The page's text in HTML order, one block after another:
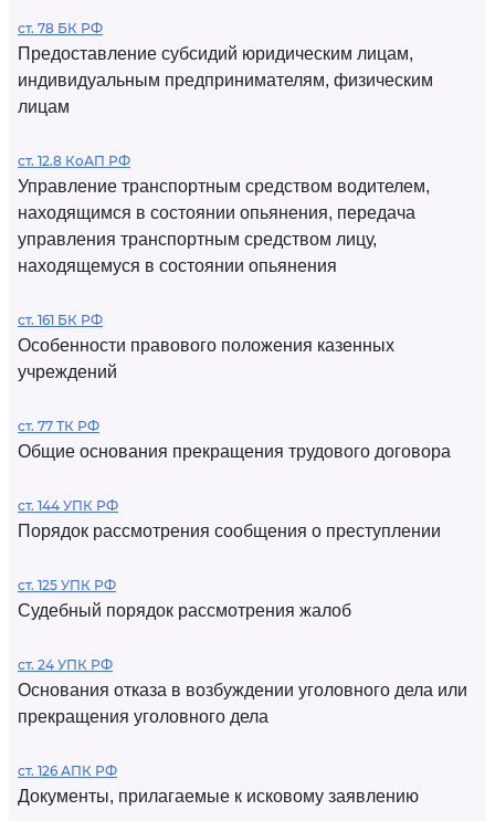
ст. 78 БК РФ
Предоставление субсидий юридическим лицам,
индивидуальным предпринимателям, физическим
лицам
ст. 12.8 КоАП РФ
Управление транспортным средством водителем,
находящимся в состоянии опьянения, передача
управления транспортным средством лицу,
находящемуся в состоянии опьянения
ст. 161 БК РФ
Особенности правового положения казенных
учреждений
ст. 77 ТК РФ
Общие основания прекращения трудового договора
ст. 144 УПК РФ
Порядок рассмотрения сообщения о преступлении
ст. 125 УПК РФ
Судебный порядок рассмотрения жалоб
ст. 24 УПК РФ
Основания отказа в возбуждении уголовного дела или
прекращения уголовного дела
ст. 126 АПК РФ
Документы, прилагаемые к исковому заявлению